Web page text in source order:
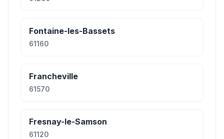
Fontaine-les-Bassets
61160
Francheville
61570
Fresnay-le-Samson
61120